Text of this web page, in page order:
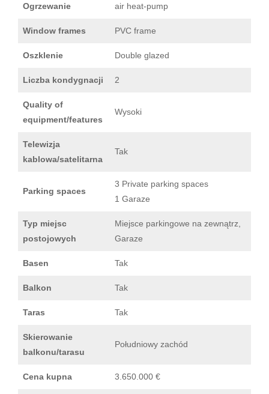
Ogrzewanie air heat-pump
Window frames PVC frame
Oszklenie Double glazed
Liczba kondygnacji 2
Quality of
equipment/features
Wysoki
Telewizja
kablowa/satelitarna
Tak
Parking spaces
3 Private parking spaces
1 Garaze
Typ miejsc
postojowych
Miejsce parkingowe na zewnątrz,
Garaze
Basen Tak
Balkon Tak
Taras Tak
Skierowanie
balkonu/tarasu
Południowy zachód
Cena kupna 3.650.000 €